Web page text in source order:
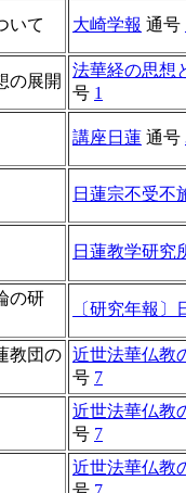
いて 大崎学報 通号
の展開
法華経の思想
号 1
講座日蓮 通号
日蓮宗不受不
日蓮教学研究
の研
〔研究年報
教団の 近世法華仏教
号 7
近世法華仏教
号 7
近世法華仏教